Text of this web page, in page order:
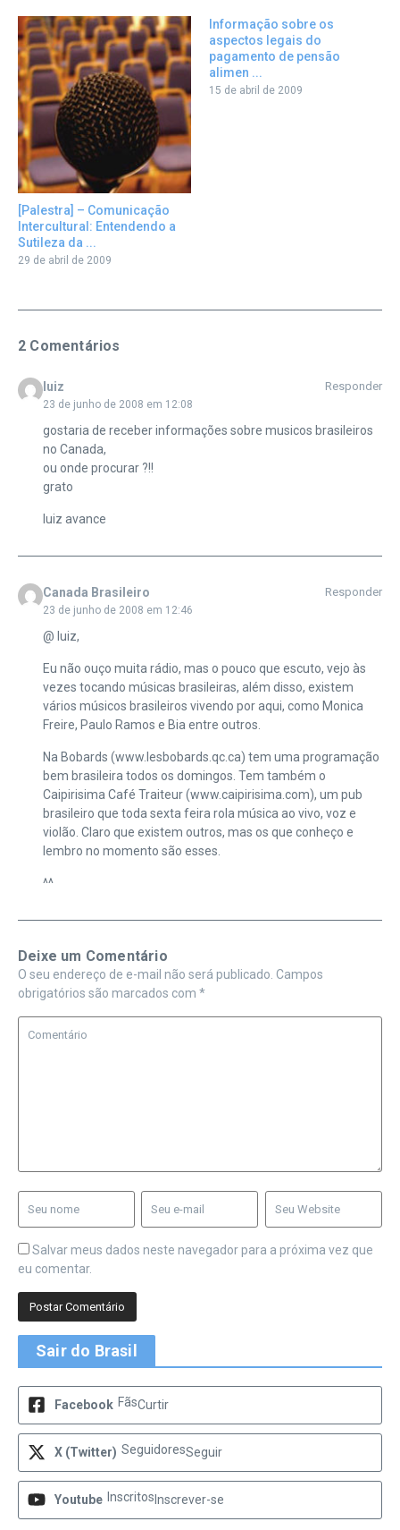
[Palestra] – Comunicação
Intercultural: Entendendo a
Sutileza da ...
29 de abril de 2009
Informação sobre os
aspectos legais do
pagamento de pensão
alimen ...
15 de abril de 2009
2 Comentários
luiz
23 de junho de 2008 em 12:08
Responder
gostaria de receber informações sobre musicos brasileiros
no Canada,
ou onde procurar ?!!
grato
luiz avance
Canada Brasileiro
23 de junho de 2008 em 12:46
Responder
@ luiz,
Eu não ouço muita rádio, mas o pouco que escuto, vejo às
vezes tocando músicas brasileiras, além disso, existem
vários músicos brasileiros vivendo por aqui, como Monica
Freire, Paulo Ramos e Bia entre outros.
Na Bobards (www.lesbobards.qc.ca) tem uma programação
bem brasileira todos os domingos. Tem também o
Caipirisima Café Traiteur (www.caipirisima.com), um pub
brasileiro que toda sexta feira rola música ao vivo, voz e
violão. Claro que existem outros, mas os que conheço e
lembro no momento são esses.
^^
Deixe um Comentário
O seu endereço de e-mail não será publicado. Campos
obrigatórios são marcados com *
Salvar meus dados neste navegador para a próxima vez que
eu comentar.
Sair do Brasil
Facebook FãsCurtir
X (Twitter) SeguidoresSeguir
Youtube Inscritos Inscrever-se